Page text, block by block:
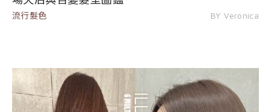
流行髮色 BY Veronica